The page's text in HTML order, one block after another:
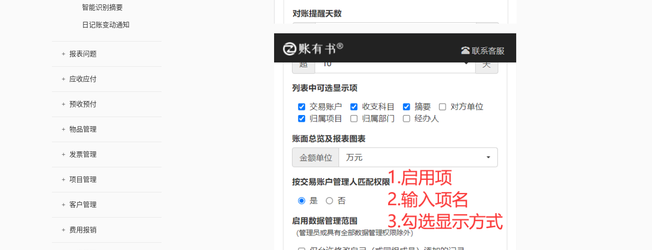
智能识别摘要
日记账变动通知
+ 报表问题
+ 应收应付
+ 预收预付
+ 物品管理
+ 发票管理
+ 项目管理
+ 客户管理
+ 费用报销